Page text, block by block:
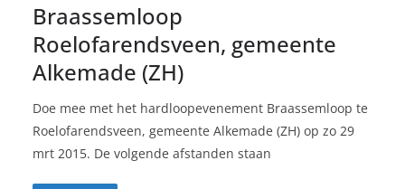
Braassemloop
Roelofarendsveen, gemeente
Alkemade (ZH)
Doe mee met het hardloopevenement Braassemloop te
Roelofarendsveen, gemeente Alkemade (ZH) op zo 29
mrt 2015. De volgende afstanden staan